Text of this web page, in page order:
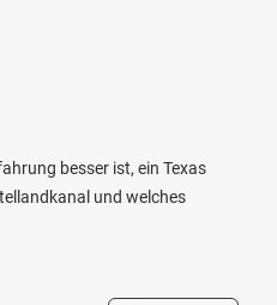
besser ist, ein Texas
und welches